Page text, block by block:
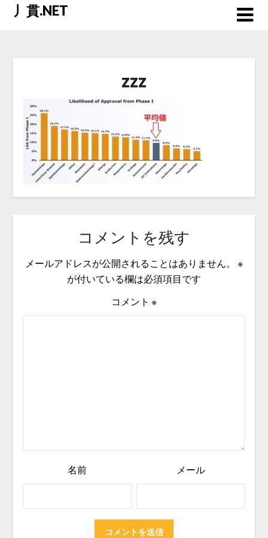
Skip丿貫.NET
zzz
コメントを残す
メールアドレスが公開されることはありません。
※
が付いている欄は必須項目です
コメント ※
名前 メール